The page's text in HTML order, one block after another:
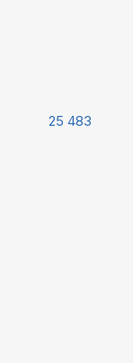
25 483